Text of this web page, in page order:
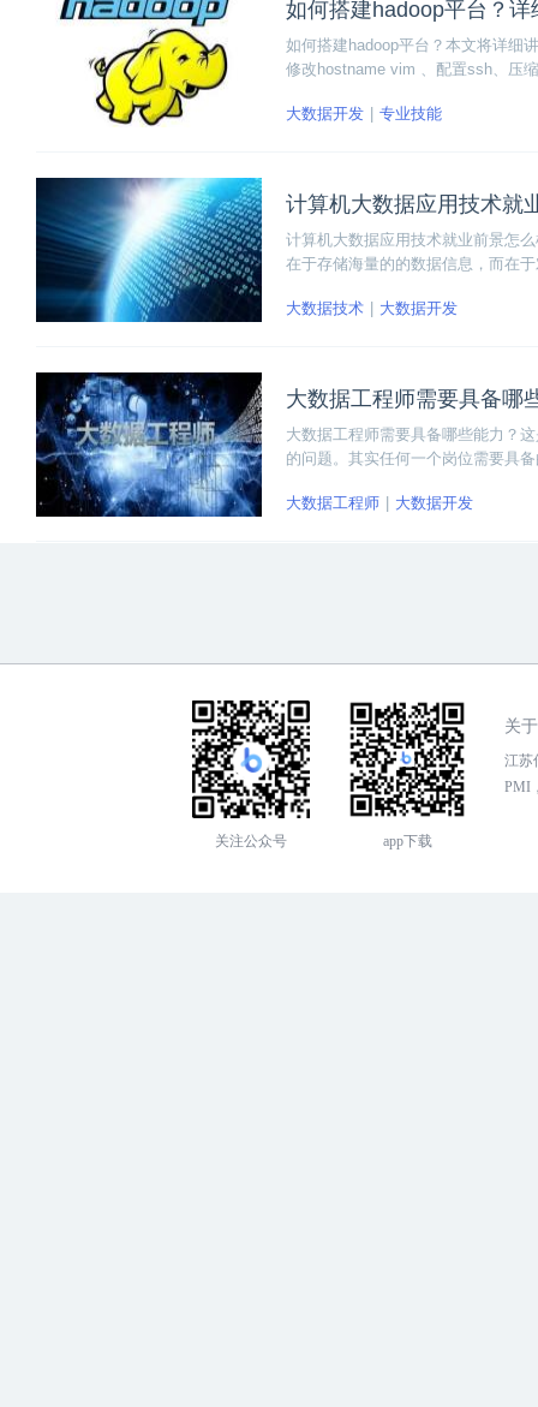
如何搭建hadoop平台？详
如何搭建hadoop平台？本文将详细
修改hostname vim 、配置ssh、压
大数据开发
专业技能
计算机大数据应用技术就
计算机大数据应用技术就业前景怎
在于存储海量的的数据信息，而在
下的具体分析。
大数据技术 大数据开发
大数据工程师需要具备哪
大数据工程师需要具备哪些能力？
的问题。其实任何一个岗位需要具
师需要具备的各项能力和掌握的各
大数据工程师 大数据开发
关注公众号 app下载
关
江苏
PMI